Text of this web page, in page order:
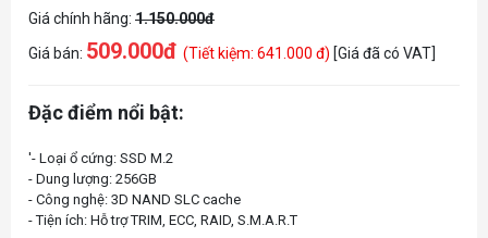
Giá chính hãng: 1.150.000đ
Giá bán: 509.000đ (Tiết kiệm: 641.000 đ) [Giá đã có VAT]
Đặc điểm nổi bật:
'- Loại ổ cứng: SSD M.2
- Dung lượng: 256GB
- Công nghệ: 3D NAND SLC cache
- Tiện ích: Hỗ trợ TRIM, ECC, RAID, S.M.A.R.T